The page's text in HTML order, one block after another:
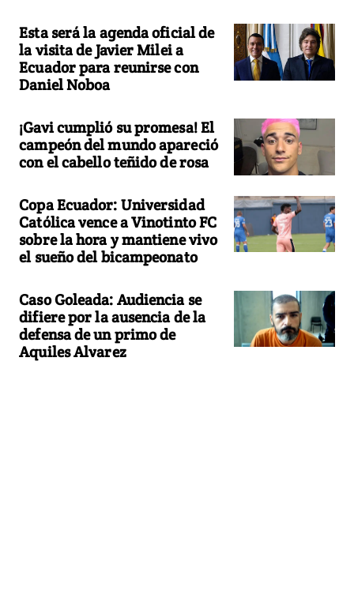
Esta será la agenda oficial de
la visita de Javier Milei a
Ecuador para reunirse con
Daniel Noboa
¡Gavi cumplió su promesa! El
campeón del mundo apareció
con el cabello teñido de rosa
Copa Ecuador: Universidad
Católica vence a Vinotinto FC
sobre la hora y mantiene vivo
el sueño del bicampeonato
Caso Goleada: Audiencia se
difiere por la ausencia de la
defensa de un primo de
Aquiles Alvarez